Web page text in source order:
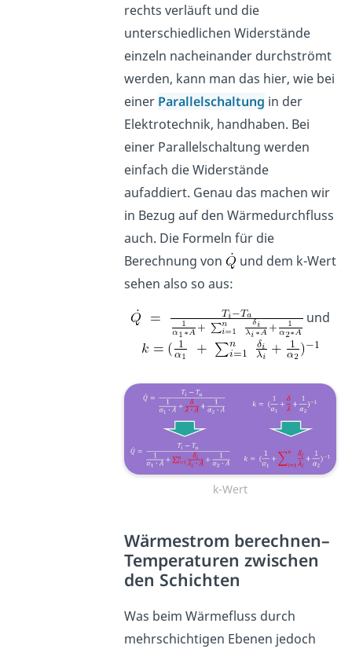
rechts verläuft und die
unterschiedlichen Widerstände
einzeln nacheinander durchströmt
werden, kann man das hier, wie bei
einer Parallelschaltung in der
Elektrotechnik, handhaben. Bei
einer Parallelschaltung werden
einfach die Widerstände
aufaddiert. Genau das machen wir
in Bezug auf den Wärmedurchfluss
auch. Die Formeln für die
Berechnung von
und dem k-Wert
sehen also so aus:
und
k-Wert
Wärmestrom berechnen–
Temperaturen zwischen
den Schichten
Was beim Wärmefluss durch
mehrschichtigen Ebenen jedoch